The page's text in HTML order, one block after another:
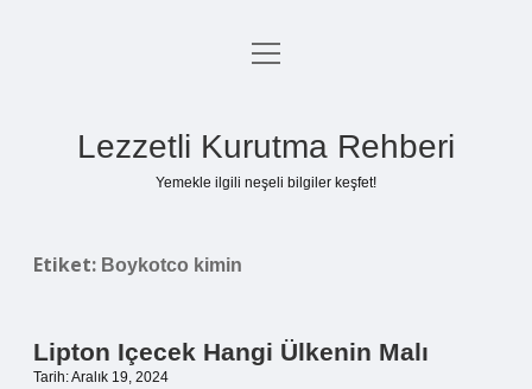
Anasayfa
menüyü
Lezzetli Kurutma Rehberi
Yemekle ilgili neşeli bilgiler keşfet!
Etiket: Boykotco kimin
Lipton Içecek Hangi Ülkenin Malı
Tarih: Aralık 19, 2024